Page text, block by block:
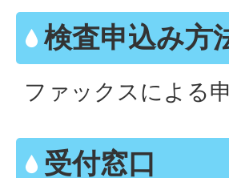
検査申込み方
ファックスによる
受付窓口